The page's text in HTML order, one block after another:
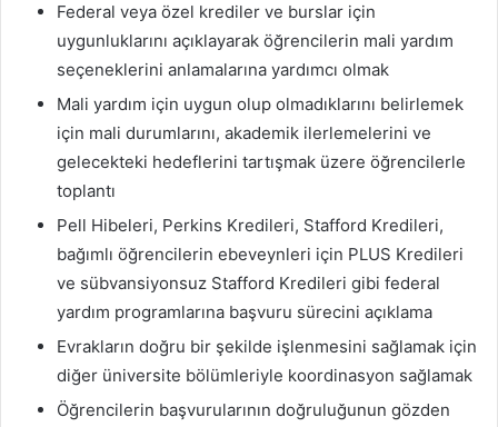
Federal veya özel krediler ve burslar için
uygunluklarını açıklayarak öğrencilerin mali yardım
seçeneklerini anlamalarına yardımcı olmak
Mali yardım için uygun olup olmadıklarını belirlemek
için mali durumlarını, akademik ilerlemelerini ve
gelecekteki hedeflerini tartışmak üzere öğrencilerle
toplantı
Pell Hibeleri, Perkins Kredileri, Stafford Kredileri,
bağımlı öğrencilerin ebeveynleri için PLUS Kredileri
ve sübvansiyonsuz Stafford Kredileri gibi federal
yardım programlarına başvuru sürecini açıklama
Evrakların doğru bir şekilde işlenmesini sağlamak için
diğer üniversite bölümleriyle koordinasyon sağlamak
Öğrencilerin başvurularının doğruluğunun gözden